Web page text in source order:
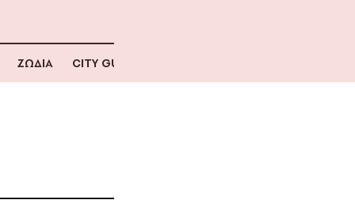
ΖΩΔΙΑ CITY GUIDE